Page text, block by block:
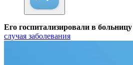
Его госпитализировали в
случая заболевания